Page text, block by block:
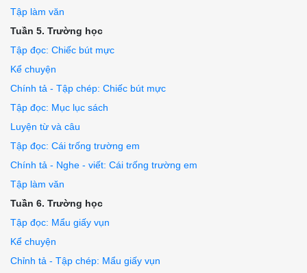
Tập làm văn
Tuần 5. Trường học
Tập đọc: Chiếc bút mực
Kể chuyện
Chính tả - Tập chép: Chiếc bút mực
Tập đọc: Mục lục sách
Luyện từ và câu
Tập đọc: Cái trống trường em
Chính tả - Nghe - viết: Cái trống trường em
Tập làm văn
Tuần 6. Trường học
Tập đọc: Mẩu giấy vụn
Kể chuyện
Chỉnh tả - Tập chép: Mẩu giấy vụn